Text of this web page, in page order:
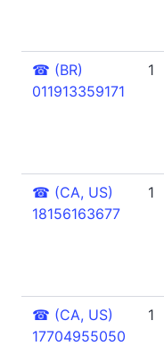
☎ (BR)
011913359171
1
☎ (CA, US)
18156163677
1
☎ (CA, US)
17704955050
1